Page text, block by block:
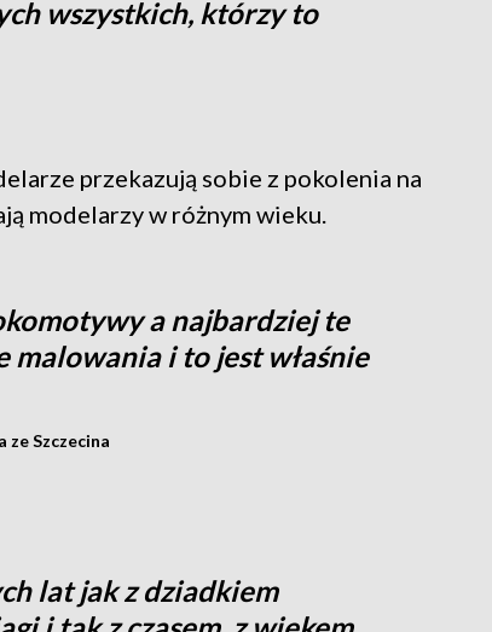
wszystkich, którzy to
przekazują sobie z pokolenia na
modelarzy w różnym wieku.
a najbardziej te
malowania i to jest właśnie
Szczecina
lat jak z dziadkiem